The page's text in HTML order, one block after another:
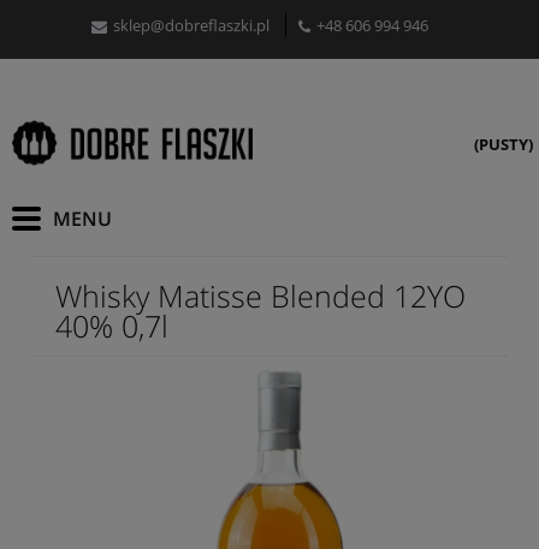
sklep@dobreflaszki.pl +48 606 994 946
(PUSTY)
Whisky Matisse Blended 12YO
40% 0,7l